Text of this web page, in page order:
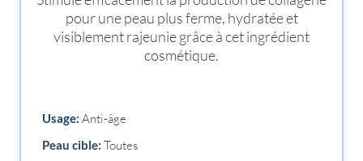
pour une peau plus ferme, hydratée et
visiblement rajeunie grâce à cet ingrédient
cosmétique.
Usage: Anti-âge
Peau cible: Toutes